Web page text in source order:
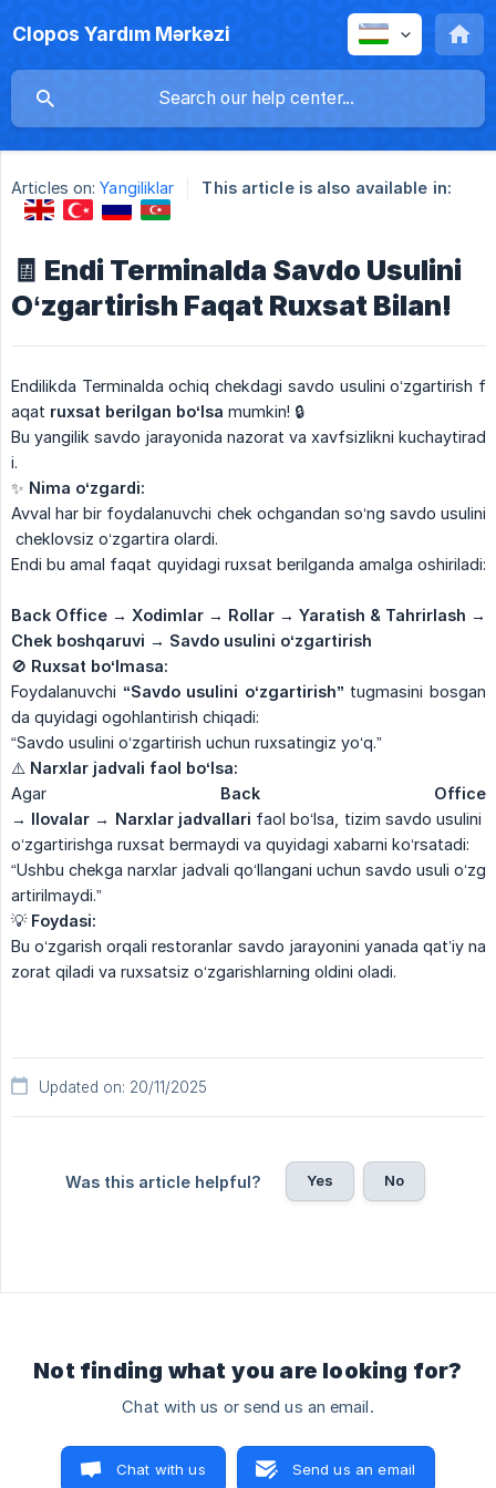
Clopos Yardım Mərkəzi
Articles on: Yangiliklar This article is also available in:
🧾 Endi Terminalda Savdo Usulini
O‘zgartirish Faqat Ruxsat Bilan!
Endilikda Terminalda ochiq chekdagi savdo usulini o‘zgartirish f
aqat ruxsat berilgan bo‘lsa mumkin! 🔒
Bu yangilik savdo jarayonida nazorat va xavfsizlikni kuchaytirad
i.
✨ Nima o‘zgardi:
Avval har bir foydalanuvchi chek ochgandan so‘ng savdo usulini
cheklovsiz o‘zgartira olardi.
Endi bu amal faqat quyidagi ruxsat berilganda amalga oshiriladi:
Back Office → Xodimlar → Rollar → Yaratish & Tahrirlash →
Chek boshqaruvi → Savdo usulini o‘zgartirish
🚫 Ruxsat bo‘lmasa:
Foydalanuvchi “Savdo usulini o‘zgartirish” tugmasini bosgan
da quyidagi ogohlantirish chiqadi:
“Savdo usulini o‘zgartirish uchun ruxsatingiz yo‘q.”
⚠️ Narxlar jadvali faol bo‘lsa:
Agar Back Office
→ Ilovalar → Narxlar jadvallari faol bo‘lsa, tizim savdo usulini
o‘zgartirishga ruxsat bermaydi va quyidagi xabarni ko‘rsatadi:
“Ushbu chekga narxlar jadvali qo‘llangani uchun savdo usuli o‘zg
artirilmaydi.”
💡 Foydasi:
Bu o‘zgarish orqali restoranlar savdo jarayonini yanada qat’iy na
zorat qiladi va ruxsatsiz o‘zgarishlarning oldini oladi.
Updated on: 20/11/2025
Was this article helpful? Yes No
Not finding what you are looking for?
Chat with us or send us an email.
Chat with us Send us an email